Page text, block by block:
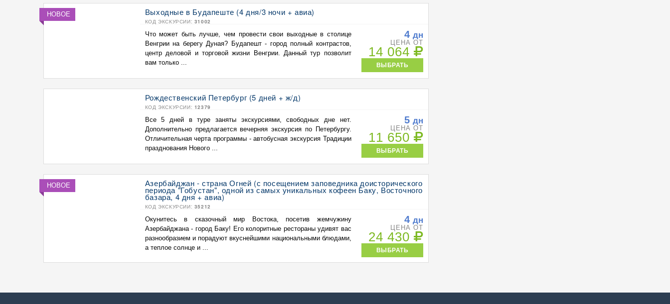
НОВОЕ Выходные в Будапеште (4 дня/3 ночи + авиа)
КОД ЭКСКУРСИИ: 31002
Что может быть лучше, чем провести свои выходные в столице
Венгрии на берегу Дуная? Будапешт - город полный контрастов,
центр деловой и торговой жизни Венгрии. Данный тур позволит
вам только ...
4дн
ЦЕНА ОТ
14 064
ВЫБРАТЬ
Рождественский Петербург (5 дней + ж/д)
КОД ЭКСКУРСИИ: 12379
Все 5 дней в туре заняты экскурсиями, свободных дне нет.
Дополнительно предлагается вечерняя экскурсия по Петербургу.
Отличительная черта программы - автобусная экскурсия Традиции
празднования Нового ...
5дн
ЦЕНА ОТ
11 650
ВЫБРАТЬ
НОВОЕ Азербайджан - страна Огней (с посещением заповедника доисторического
периода "Гобустан", одной из самых уникальных кофеен Баку, Восточного
базара, 4 дня + авиа)
КОД ЭКСКУРСИИ: 35212
Окунитесь в сказочный мир Востока, посетив жемчужину
Азербайджана - город Баку! Его колоритные рестораны удивят вас
разнообразием и порадуют вкуснейшими национальными блюдами,
а теплое солнце и ...
4дн
ЦЕНА ОТ
24 430
ВЫБРАТЬ